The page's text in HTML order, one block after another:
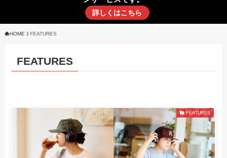
詳しくはこちら
HOME FEATURES
FEATURES
FEATURES